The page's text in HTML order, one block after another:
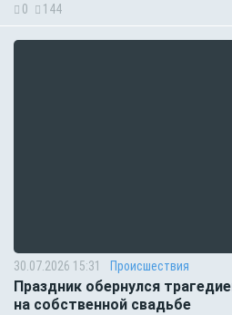
0 144
30.07.2026 15:31 Происшествия
Праздник обернулся
на собственной свадьбе